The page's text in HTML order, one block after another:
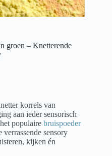
groen – Knetterende
korrels van
aan ieder sensorisch
populaire bruispoeder
verrassende sensory
kijken én